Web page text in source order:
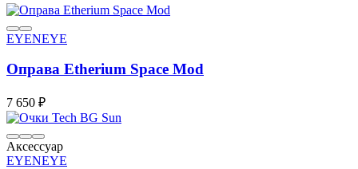
EYENEYE
Оправа Etherium Space Mod
7 650 ₽
Аксессуар
EYENEYE